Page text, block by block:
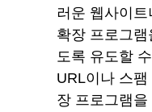
러운 웹사이
확장 프로그
도록 유도할
URL이나 스
장 프로그램